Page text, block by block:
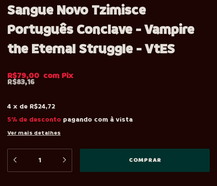
Sangue Novo Tzimisce
Português Conclave - Vampire
the Eternal Struggle - VtES
R$83,16
R$79,00
4 x de R$24,72
5% de desconto pagando com à vista
Ver mais detalhes